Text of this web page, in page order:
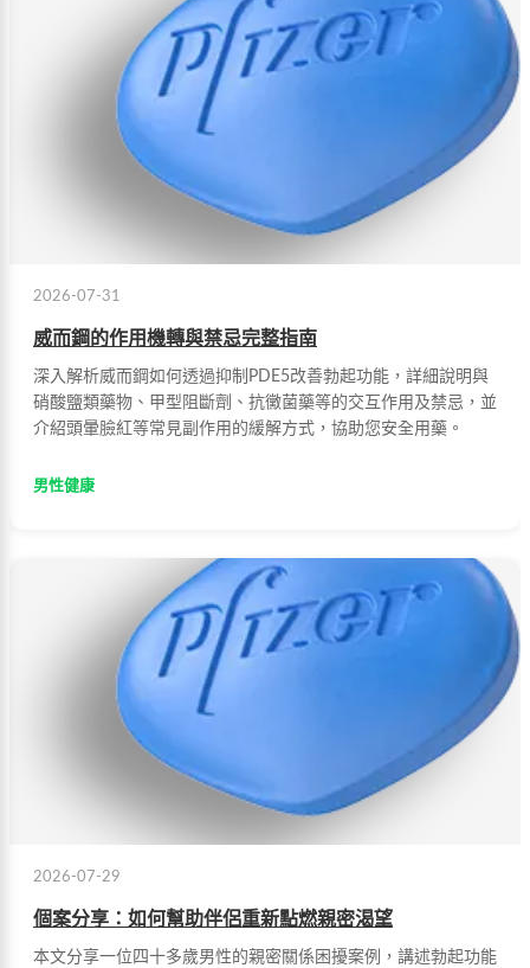
2026-07-31
威而鋼的作用機轉與禁忌完整指南
深入解析威而鋼如何透過抑制PDE5改善勃起功能，詳細說明與
硝酸鹽類藥物、甲型阻斷劑、抗黴菌藥等的交互作用及禁忌，並
介紹頭暈臉紅等常見副作用的緩解方式，協助您安全用藥。
男性健康
2026-07-29
個案分享：如何幫助伴侶重新點燃親密渴望
本文分享一位四十多歲男性的親密關係困擾案例，講述勃起功能